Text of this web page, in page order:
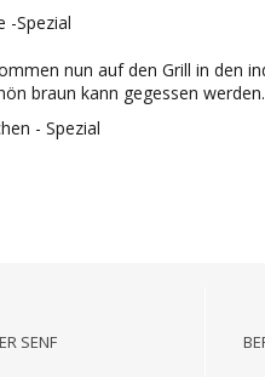
nun auf den Grill in den
braun kann gegessen werden.
SENF